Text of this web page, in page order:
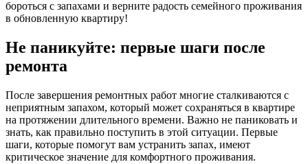
бороться с запахами и верните радость семейного проживания
в обновленную квартиру!
Не паникуйте: первые шаги после
ремонта
После завершения ремонтных работ многие сталкиваются с
неприятным запахом, который может сохраняться в квартире
на протяжении длительного времени. Важно не паниковать и
знать, как правильно поступить в этой ситуации. Первые
шаги, которые помогут вам устранить запах, имеют
критическое значение для комфортного проживания.